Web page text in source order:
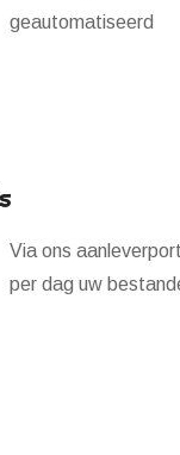
geautomatiseerd
Via ons
per dag uw